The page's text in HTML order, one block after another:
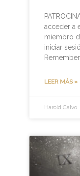
acceder a
miembro
iniciar
LEER MÁS »
Harold Calvo